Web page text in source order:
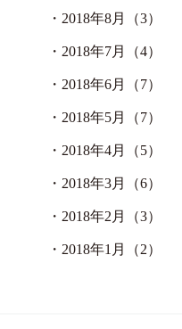
・ 2018年8月（3）
・ 2018年7月（4）
・ 2018年6月（7）
・ 2018年5月（7）
・ 2018年4月（5）
・ 2018年3月（6）
・ 2018年2月（3）
・ 2018年1月（2）